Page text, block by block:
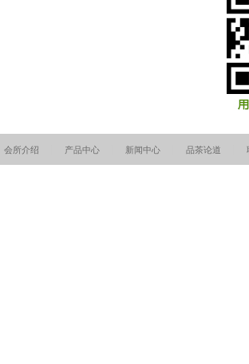
会所介绍 产品中心 新闻中心 品茶论道